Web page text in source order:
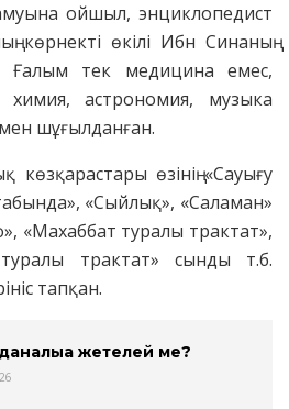
ойшыл, энциклопедист
көрнекті өкілі Ибн Синаның
Ғалым тек медицина емес,
астрономия, музыка
шұғылданған.
көзқарастары өзінің «Сауығу
«Сыйлық», «Саламан»
«Махаббат туралы трактат»,
трактат» сынды т.б.
тапқан.
жетелей ме?